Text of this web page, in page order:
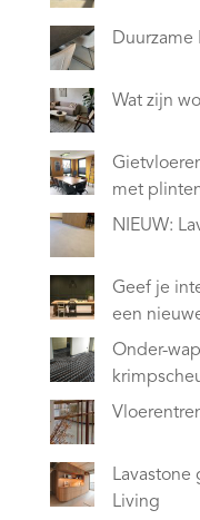
Wat zijn
met
NIEUW:
Geef je
een
Onder-
Living